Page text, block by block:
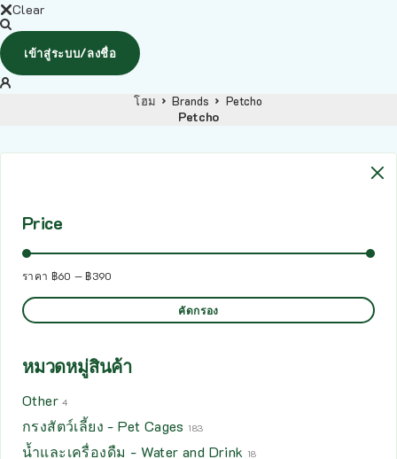
Clear
เข้าสู่ระบบ/ลงชื่อ
โฮม Brands Petcho
Petcho
Price
คัดกรอง
ราคา ฿60 — ฿390
หมวดหมู่สินค้า
Other 4
กรงสัตว์เลี้ยง - Pet Cages 183
น้ำและเครื่องดืม - Water and Drink 18